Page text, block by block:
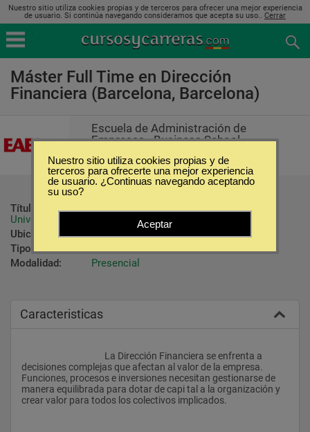
Nuestro sitio utiliza cookies propias y de terceros para ofrecer una mejor experiencia
de usuario. Si continúa navegando consideramos que acepta su uso.. Cerrar
Máster Full Time en Dirección
Financiera (Barcelona, Barcelona)
Escuela de Administración de
Empresas - Business School
Título ofrecido:
Máster por EAE Business School +
Universitat Politècnica de Catalunya
Ubicación:
Barcelona - Barcelona
Tipo:
Maestrías
Modalidad:
Presencial
Caracteristicas
decisiones complejas que afectan al valor de la empresa.
Funciones, procesos e inversiones necesitan gestionarse de
manera equilibrada para dotar de capi tal a la organización y
crear valor para todos los colectivos implicados.
Nuestro sitio utiliza cookies propias y de
terceros para ofrecerte una mejor experiencia
de usuario. ¿Continuas navegando aceptando
su uso?
Aceptar